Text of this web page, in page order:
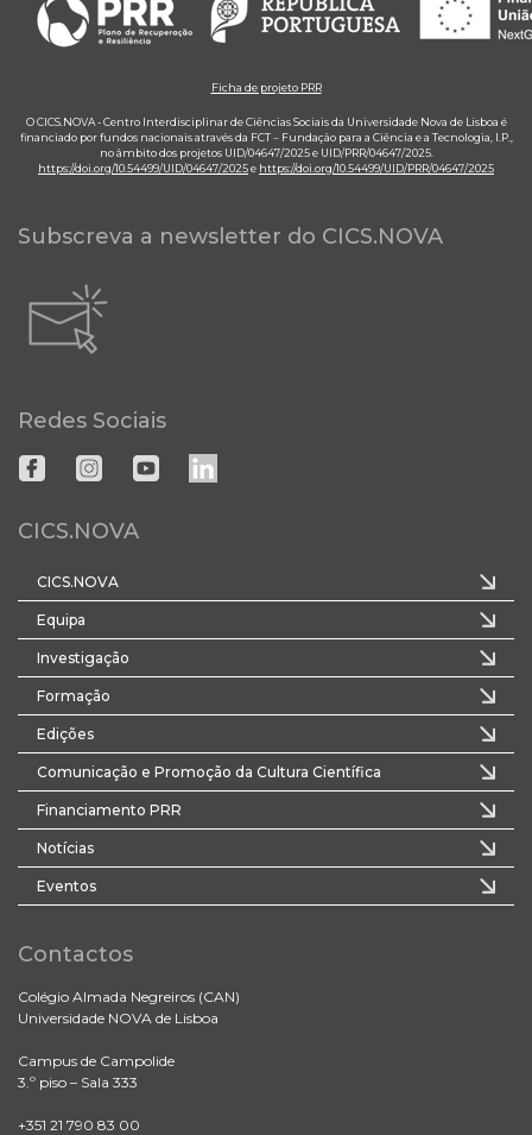
Ficha de projeto PRR
O CICS.NOVA - Centro Interdisciplinar de Ciências Sociais da Universidade Nova de Lisboa é
financiado por fundos nacionais através da FCT – Fundação para a Ciência e a Tecnologia, I.P.,
no âmbito dos projetos UID/04647/2025 e UID/PRR/04647/2025.
https://doi.org/10.54499/UID/04647/2025e https://doi.org/10.54499/UID/PRR/04647/2025
Subscreva a newsletter do CICS.NOVA
Redes Sociais
CICS.NOVA
CICS.NOVA
Equipa
Investigação
Formação
Edições
Comunicação e Promoção da Cultura Científica
Financiamento PRR
Notícias
Eventos
Contactos
Colégio Almada Negreiros (CAN)
Universidade NOVA de Lisboa
Campus de Campolide
3.º piso – Sala 333
+351 21 790 83 00